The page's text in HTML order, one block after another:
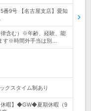
番9号 【名古屋支店】愛知
律含む）※年齢、経験、能
す※時間外手当は別…
クスタイム制あり
暇】◆GW◆夏期休暇（9